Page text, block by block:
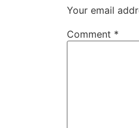
Your email
Comment *